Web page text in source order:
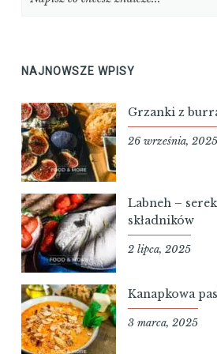
NAJNOWSZE WPISY
Grzanki z
26 września, 2025
Labneh –
składników
2 lipca, 2025
Kanapkowa
3 marca, 2025